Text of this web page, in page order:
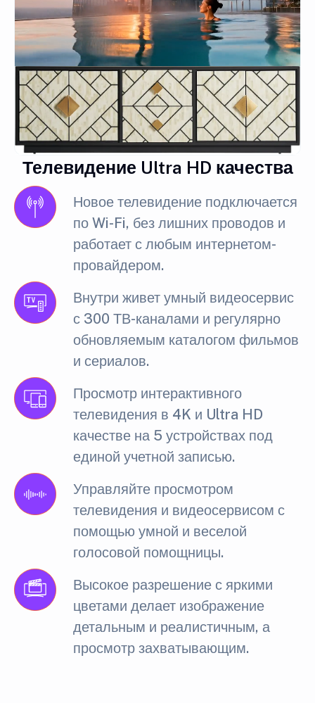
Телевидение Ultra HD качества
Новое телевидение подключается
по Wi-Fi, без лишних проводов и
работает с любым интернетом-
провайдером.
Внутри живет умный видеосервис
с 300 ТВ-каналами и регулярно
обновляемым каталогом фильмов
и сериалов.
Просмотр интерактивного
телевидения в 4K и Ultra HD
качестве на 5 устройствах под
единой учетной записью.
Управляйте просмотром
телевидения и видеосервисом с
помощью умной и веселой
голосовой помощницы.
Высокое разрешение с яркими
цветами делает изображение
детальным и реалистичным, а
просмотр захватывающим.